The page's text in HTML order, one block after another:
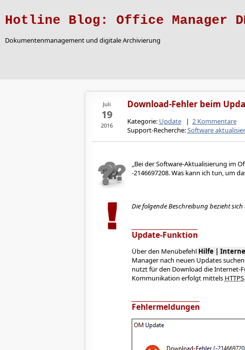
Hotline Blog: Office Manager
Dokumentenmanagement und digitale Archivierung
Juli
19
2016
Download-Fehler beim
Kategorie: Update| 2 Kommentare
Support-Recherche:Software
Bei der Software-Aktualisierung im
-2146697208. Was kann ich tun, um
Die folgende Beschreibung bezieht
Update-Funktion
Über den Menübefehl Hilfe |
Manager nach neuen Updates
nutzt für den Download die Internet-
Kommunikation erfolgt mittels HTTPS.
Fehlermeldungen